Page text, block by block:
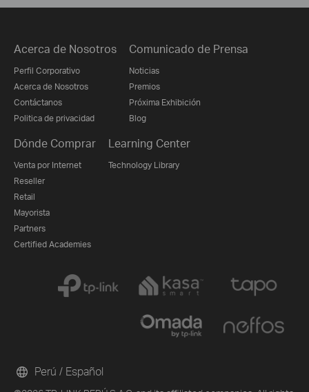
Acerca de Nosotros
Perfil Corporativo
Acerca de Nosotros
Contáctanos
Politica de privacidad
Comunicado de Prensa
Noticias
Premios
Próxima Exhibición
Blog
Dónde Comprar
Venta por Internet
Reseller
Retail
Mayorista
Partners
Certified Academies
Learning Center
Technology Library
Perú / Español